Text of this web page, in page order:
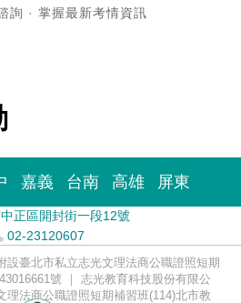
詢 · 掌握最新考情資訊
嘉義 台南 高雄 屏東
正區開封街一段12號
02-23120607
設臺北市私立志光文理法商公職證照短期
號 ｜ 志光教育科技股份有限公
理法商公職證照短期補習班(114)北市教